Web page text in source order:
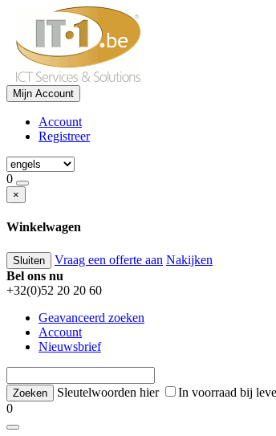
Mijn Account
Account
Registreer
0
×
Winkelwagen
Sluiten Vraag een offerte aan Nakijken
Bel ons nu
+32(0)52 20 20 60
Geavanceerd zoeken
Account
Nieuwsbrief
Sleutelwoorden hier
In voorraad bij
0